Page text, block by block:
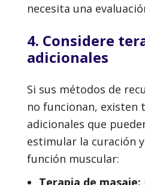
necesita una
4. Considere
adicionales
Si sus métodos de
no funcionan, existen
adicionales que
estimular la curación
función muscular:
Terapia de masaje: